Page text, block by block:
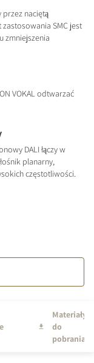
przez naciętą
SMC jest
zmniejszenia
VOKAL odtwarzać
DALI łączy w
planarny,
częstotliwości.
Materiały
do
pobrania